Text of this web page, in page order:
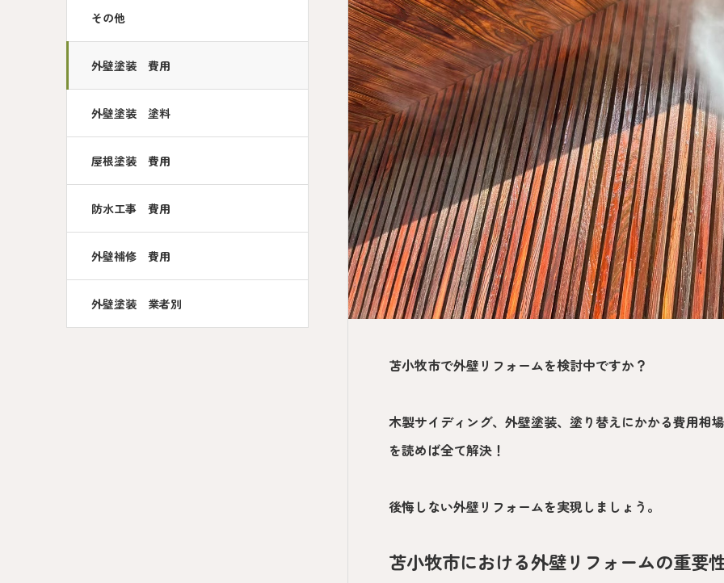
その他
外壁塗装 費用
外壁塗装 塗料
屋根塗装 費用
防水工事 費用
外壁補修 費用
外壁塗装 業者別
苫小牧市で外壁リフォームを検討中ですか？
木製サイディング、外壁塗装、塗り替えにかかる費用相
を読めば全て解決！
後悔しない外壁リフォームを実現しましょう。
苫小牧市における外壁リフォームの重要